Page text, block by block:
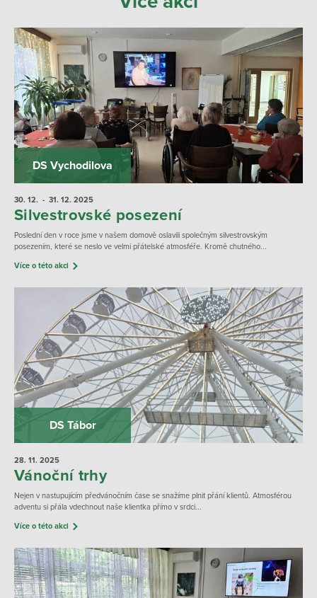
DS Vychodilova
30. 12. - 31. 12. 2025
Silvestrovské posezení
Poslední den v roce jsme v našem domově oslavili společným silvestrovským
posezením, které se neslo ve velmi přátelské atmosféře. Kromě chutného...
Více o této akci
DS Tábor
28. 11. 2025
Vánoční trhy
Nejen v nastupujícím předvánočním čase se snažíme plnit přání klientů. Atmosférou
adventu si přála vdechnout naše klientka přímo v srdci...
Více o této akci